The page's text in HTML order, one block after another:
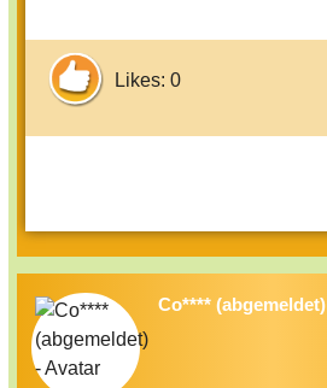
Likes: 0
Co**** (abgemeldet)